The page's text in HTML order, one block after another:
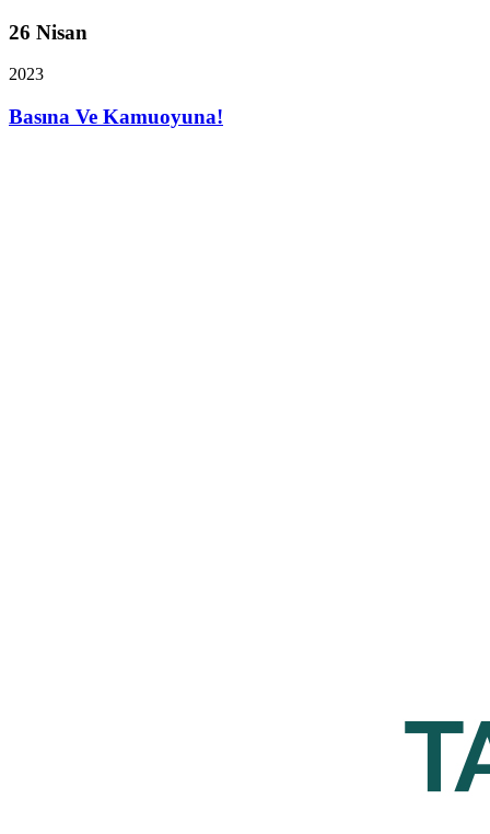
26 Nisan
2023
Basına Ve Kamuoyuna!